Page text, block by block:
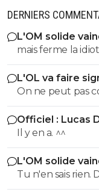
DERNIERS
L'OM solide
mais ferme la idiot
L'OL va faire
On ne peut pas
son prêt ça a
Officiel : Lucas
Il y en a. ^^
L'OM solide
Tu n'en sais rien. D'ailleurs... n'oublie pas que Sturm graz...
peut tout à fair